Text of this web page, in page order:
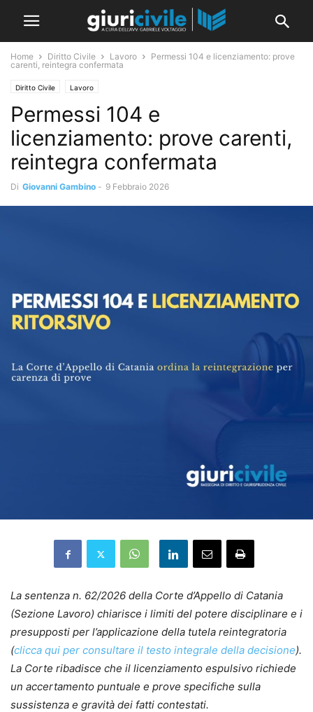
Home Diritto Civile Lavoro
Permessi 104 e licenziamento: prove
carenti, reintegra confermata
Diritto Civile Lavoro
Permessi 104 e
licenziamento: prove carenti,
reintegra confermata
Di Giovanni Gambino - 9 Febbraio 2026
La sentenza n. 62/2026 della Corte d’Appello di Catania
(Sezione Lavoro) chiarisce i limiti del potere disciplinare e i
presupposti per l’applicazione della tutela reintegratoria
(clicca qui per consultare il testo integrale della decisione).
La Corte ribadisce che il licenziamento espulsivo richiede
un accertamento puntuale e prove specifiche sulla
sussistenza e gravità dei fatti contestati.